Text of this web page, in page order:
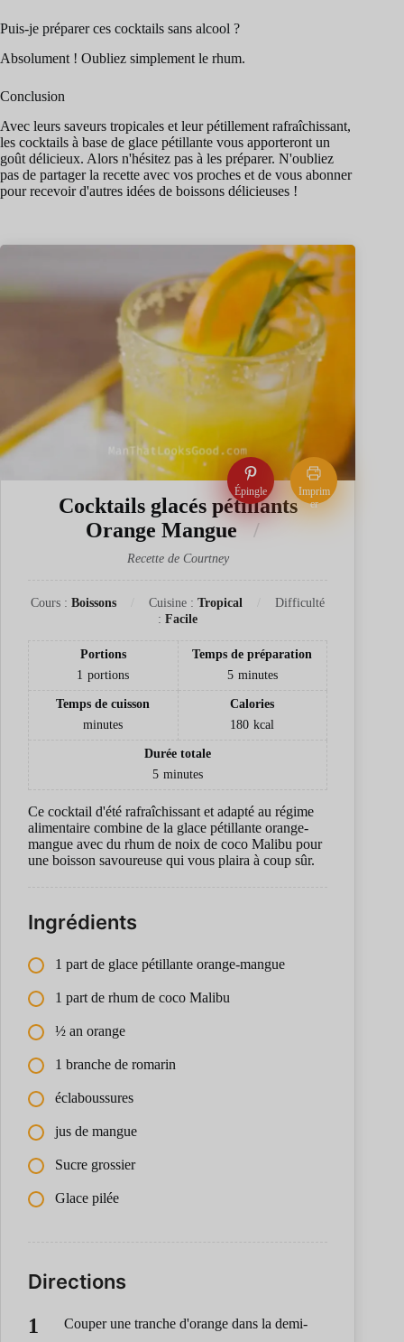
Puis-je préparer ces cocktails sans alcool ?
Absolument ! Oubliez simplement le rhum.
Conclusion
Avec leurs saveurs tropicales et leur pétillement rafraîchissant,
les cocktails à base de glace pétillante vous apporteront un
goût délicieux. Alors n'hésitez pas à les préparer. N'oubliez
pas de partager la recette avec vos proches et de vous abonner
pour recevoir d'autres idées de boissons délicieuses !
Épingle
Imprim
er
Cocktails glacés pétillants
Orange Mangue
Recette de Courtney
Cours :Boissons Cuisine :Tropical
Difficulté
:Facile
Portions
1 portions
Temps de préparation
5 minutes
Temps de cuisson
minutes
Calories
180 kcal
Durée totale
5 minutes
Ce cocktail d'été rafraîchissant et adapté au régime
alimentaire combine de la glace pétillante orange-
mangue avec du rhum de noix de coco Malibu pour
une boisson savoureuse qui vous plaira à coup sûr.
Ingrédients
1 part de glace pétillante orange-mangue
1 part de rhum de coco Malibu
½ an orange
1 branche de romarin
éclaboussures
jus de mangue
Sucre grossier
Glace pilée
Directions
Couper une tranche d'orange dans la demi-